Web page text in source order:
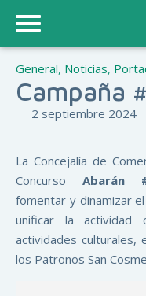
General, Noticias,
Campaña
2 septiembre 2024
La Concejalía de
Concurso Abarán
fomentar y dinamizar
unificar la actividad
actividades culturales,
los Patronos San